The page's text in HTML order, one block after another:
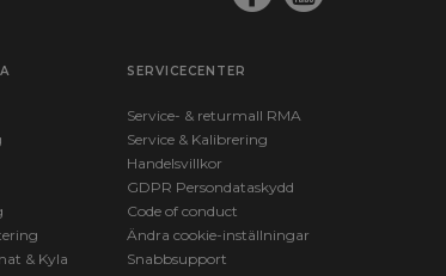
& Kyla
SERVICECENTER
Service- & returmall RMA
Service & Kalibrering
Handelsvillkor
GDPR Persondataskydd
Code of conduct
Ändra cookie-inställningar
Snabbsupport